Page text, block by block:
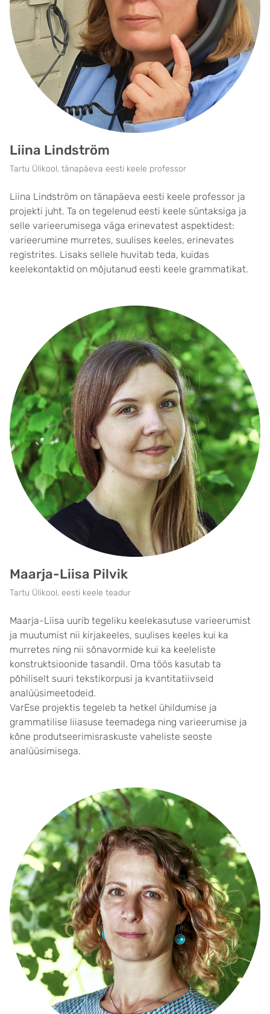
Liina Lindström
Tartu Ülikool, tänapäeva eesti keele professor
Liina Lindström on tänapäeva eesti keele professor ja
projekti juht. Ta on tegelenud eesti keele süntaksiga ja
selle varieerumisega väga erinevatest aspektidest:
varieerumine murretes, suulises keeles, erinevates
registrites. Lisaks sellele huvitab teda, kuidas
keelekontaktid on mõjutanud eesti keele grammatikat.
Maarja-Liisa Pilvik
Tartu Ülikool, eesti keele teadur
Maarja-Liisa uurib tegeliku keelekasutuse varieerumist
ja muutumist nii kirjakeeles, suulises keeles kui ka
murretes ning nii sõnavormide kui ka keeleliste
konstruktsioonide tasandil. Oma töös kasutab ta
põhiliselt suuri tekstikorpusi ja kvantitatiivseid
analüüsimeetodeid.
VarEse projektis tegeleb ta hetkel ühildumise ja
grammatilise liiasuse teemadega ning varieerumise ja
kõne produtseerimisraskuste vaheliste seoste
analüüsimisega.